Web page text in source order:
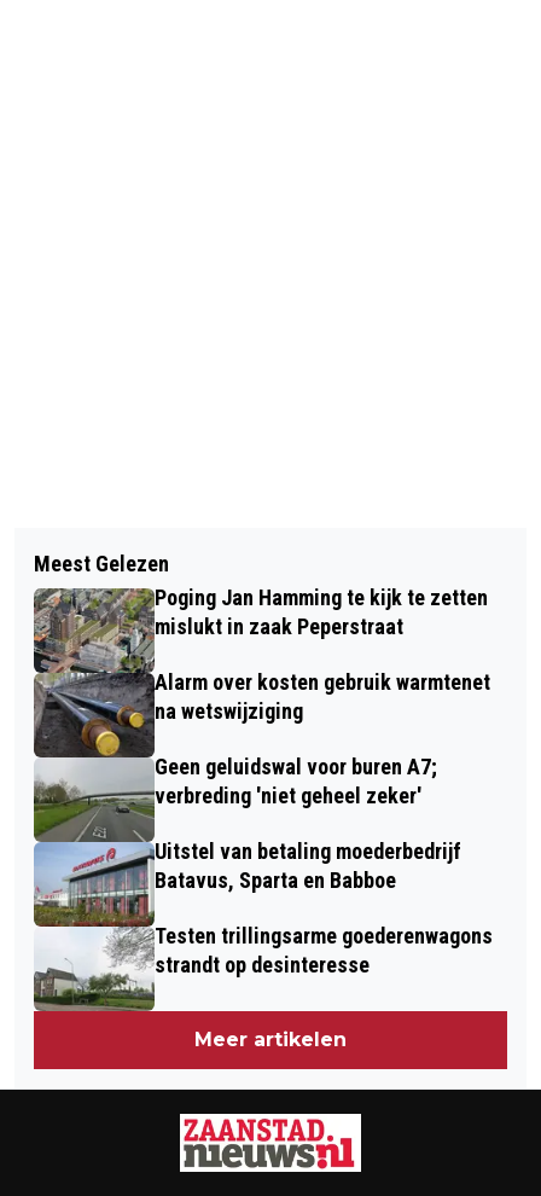
PETITIE VOOR FLITSPALEN OP
KRUISING WORMERVEER NA FATAAL
ONGEVAL
EERSTE DUEL OM DE LANDSTITEL IS
VOOR VROUWEN DE ZAAN
Meest Gelezen
Poging Jan Hamming te kijk te zetten
mislukt in zaak Peperstraat
Alarm over kosten gebruik warmtenet
na wetswijziging
Geen geluidswal voor buren A7;
verbreding 'niet geheel zeker'
Uitstel van betaling moederbedrijf
Batavus, Sparta en Babboe
Testen trillingsarme goederenwagons
strandt op desinteresse
Meer artikelen